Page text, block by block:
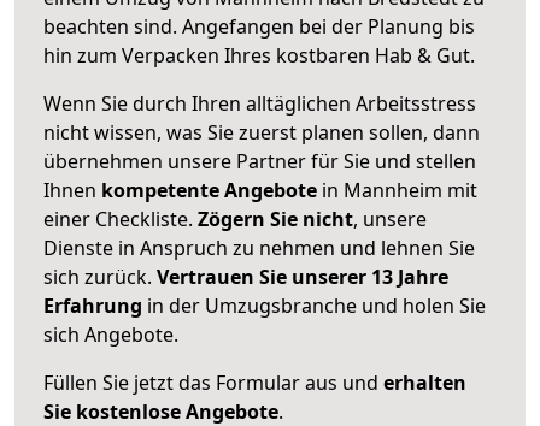
beachten sind. Angefangen bei der Planung bis
hin zum Verpacken Ihres kostbaren Hab & Gut.
Wenn Sie durch Ihren alltäglichen Arbeitsstress
nicht wissen, was Sie zuerst planen sollen, dann
übernehmen unsere Partner für Sie und stellen
Ihnen kompetente Angebote in Mannheim mit
einer Checkliste. Zögern Sie nicht, unsere
Dienste in Anspruch zu nehmen und lehnen Sie
sich zurück. Vertrauen Sie unserer 13 Jahre
Erfahrung in der Umzugsbranche und holen Sie
sich Angebote.
Füllen Sie jetzt das Formular aus und erhalten
Sie kostenlose Angebote.